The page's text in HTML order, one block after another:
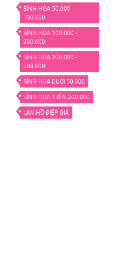
BÌNH HOA 50.000 -
100.000
BÌNH HOA 100.000 -
200.000
BÌNH HOA 200.000 -
300.000
BÌNH HOA DƯỚI 50.000
BÌNH HOA TRÊN 300.000
LAN HỒ ĐIỆP GIẢ